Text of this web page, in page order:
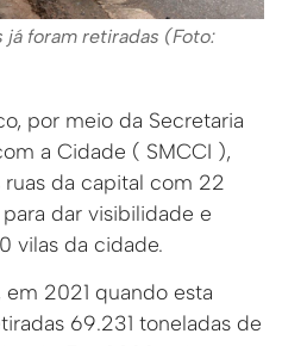
foram retiradas (Foto:
por meio da Secretaria
a Cidade ( SMCCI ),
da capital com 22
dar visibilidade e
vilas da cidade.
2021 quando esta
69.231 toneladas de